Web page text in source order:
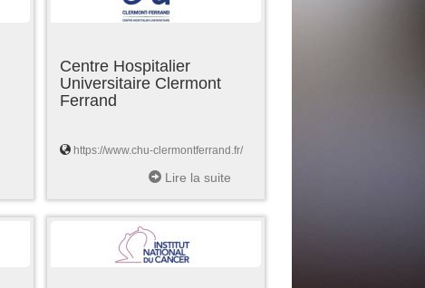
Centre Hospitalier
Universitaire Clermont
Ferrand
https://www.chu-clermontferrand.fr/
Lire la suite